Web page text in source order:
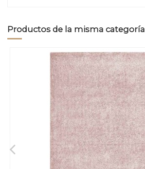
Productos de la misma categoría